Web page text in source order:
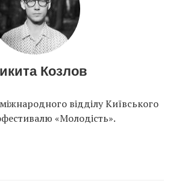
Козлов
відділу Київського
«Молодість».